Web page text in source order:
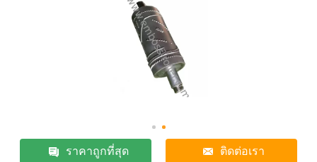
ราคาถูกที่สุด ติดต่อเรา